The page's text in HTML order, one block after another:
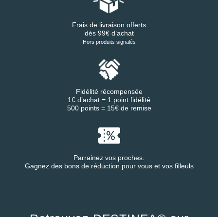
Frais de livraison offerts
dès 99€ d’achat
Hors produits signalés
Fidélité récompensée
1€ d’achat = 1 point fidélité
500 points = 15€ de remise
Parrainez vos proches.
Gagnez des bons de réduction pour vous et vos filleuls